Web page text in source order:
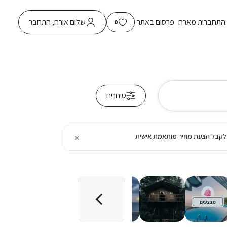
התחברות מארח פרסום באתר 0 שלום אורח, התחבר
סינונים
לקבל הצעת מחיר מותאמת אישית ×